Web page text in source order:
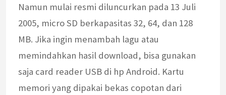
Namun mulai resmi diluncurkan pada 13 Juli
2005, micro SD berkapasitas 32, 64, dan 128
MB. Jika ingin menambah lagu atau
memindahkan hasil download, bisa gunakan
saja card reader USB di hp Android. Kartu
memori yang dipakai bekas copotan dari